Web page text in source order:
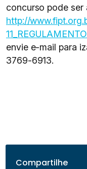
concurso pode ser
http://
envie e-mail para
3769-6913.
Compartilhe